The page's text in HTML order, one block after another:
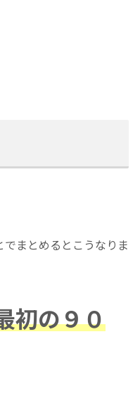
まとめるとこうなりま
初の９０